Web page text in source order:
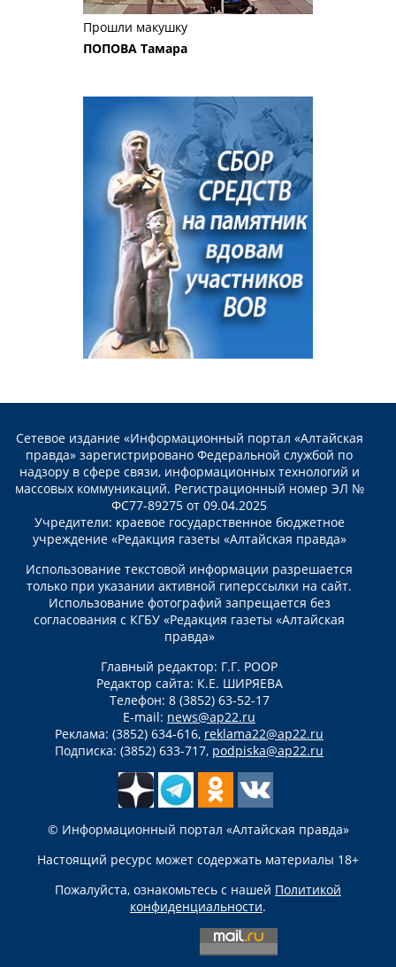
Прошли макушку
ПОПОВА Тамара
Сетевое издание «Информационный портал «Алтайская
правда» зарегистрировано Федеральной службой по
надзору в сфере связи, информационных технологий и
массовых коммуникаций. Регистрационный номер ЭЛ №
ФС77-89275 от 09.04.2025
Учредители: краевое государственное бюджетное
учреждение «Редакция газеты «Алтайская правда»
Использование текстовой информации разрешается
только при указании активной гиперссылки на сайт.
Использование фотографий запрещается без
согласования с КГБУ «Редакция газеты «Алтайская
правда»
Главный редактор: Г.Г. РООР
Редактор сайта: К.Е. ШИРЯЕВА
Телефон: 8 (3852) 63-52-17
E-mail: news@ap22.ru
Реклама: (3852) 634-616, reklama22@ap22.ru
Подписка: (3852) 633-717, podpiska@ap22.ru
© Информационный портал «Алтайская правда»
Настоящий ресурс может содержать материалы 18+
Пожалуйста, ознакомьтесь с нашей Политикой
конфиденциальности.